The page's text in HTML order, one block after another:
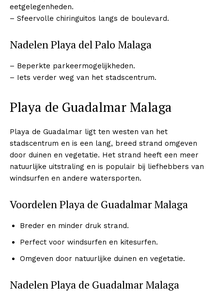
eetgelegenheden.
– Sfeervolle chiringuitos langs de boulevard.
Nadelen Playa del Palo Malaga
– Beperkte parkeermogelijkheden.
– Iets verder weg van het stadscentrum.
Playa de Guadalmar Malaga
Playa de Guadalmar ligt ten westen van het
stadscentrum en is een lang, breed strand omgeven
door duinen en vegetatie. Het strand heeft een meer
natuurlijke uitstraling en is populair bij liefhebbers van
windsurfen en andere watersporten.
Voordelen Playa de Guadalmar Malaga
Breder en minder druk strand.
Perfect voor windsurfen en kitesurfen.
Omgeven door natuurlijke duinen en vegetatie.
Nadelen Playa de Guadalmar Malaga